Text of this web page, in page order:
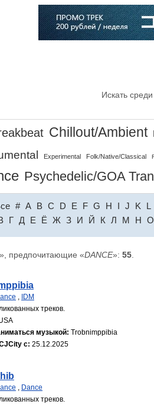
Искать
Chillout/Ambient
Experimental Folk/Native/Classical
Psychedelic/GOA
# A B C D E F G H I J K
L
Г Д Е Ё Ж З И Й К Л М Н О
», предпочитающие «DANCE»: 55
, IDM
треков.
музыкой: Trobnimppibia
с: 25.12.2025
, Dance
треков.